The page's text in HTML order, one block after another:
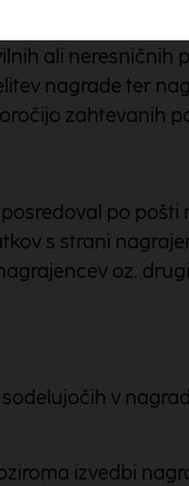
ali neresničnih
nagrade ter
zahtevanih
po pošti
s strani
oz.
v
izvedbi